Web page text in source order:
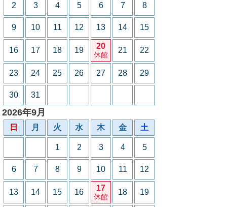
2 3 4 5 6 7 8
9 10 11 12 13 14 15
16 17 18 19 20
休館
21 22
23 24 25 26 27 28 29
30 31
2026年9月
日 月 火 水 木 金 土
1 2 3 4 5
6 7 8 9 10 11 12
13 14 15 16 17
休館
18 19